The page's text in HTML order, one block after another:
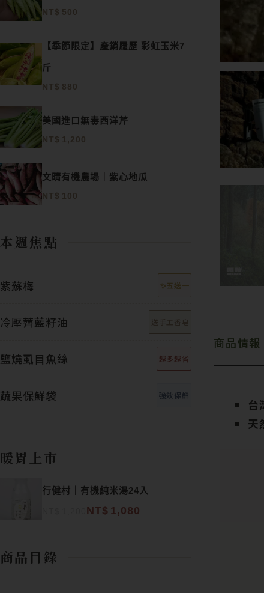
NT$ 500
【季節限定】產銷履歷 彩虹玉米7
斤
NT$ 880
美國進口無毒西洋芹
NT$ 1,200
文晴有機農場｜紫心地瓜
NT$ 100
本週焦點
紫蘇梅 ✨五送一
冷壓薺藍籽油
鹽燒虱目魚絲 越多越省
蔬果保鮮袋 強效保鮮
暖胃上市
行健村｜有機純米湯24入
NT$ 1,080
商品目錄
商品情報
台
天